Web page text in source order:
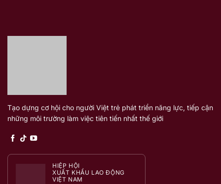
Tạo dựng cơ hội cho người Việt trẻ phát triển năng lực, tiếp cận
những môi trường làm việc tiên tiến nhất thế giới
HIỆP HỘI
XUẤT KHẨU LAO ĐỘNG
VIỆT NAM